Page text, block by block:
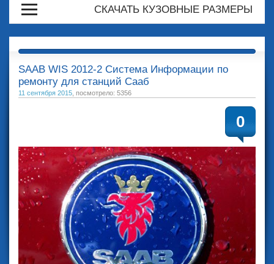
СКАЧАТЬ КУЗОВНЫЕ РАЗМЕРЫ
SAAB WIS 2012-2 Система Информации по
ремонту для станций Сааб
11 сентября 2015 , посмотрело: 5356
0